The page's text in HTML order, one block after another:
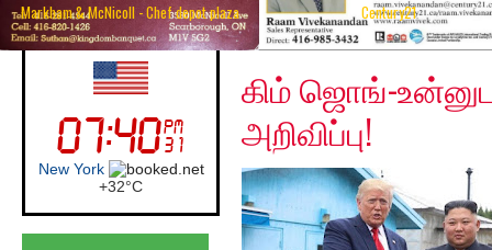
Markham & McNicoll - Chef depot plaza Century21
UK (London)
London
+21°C
Saturday, May 2, 2020
கிம் ஜொங்-
அறிவிப்பு!